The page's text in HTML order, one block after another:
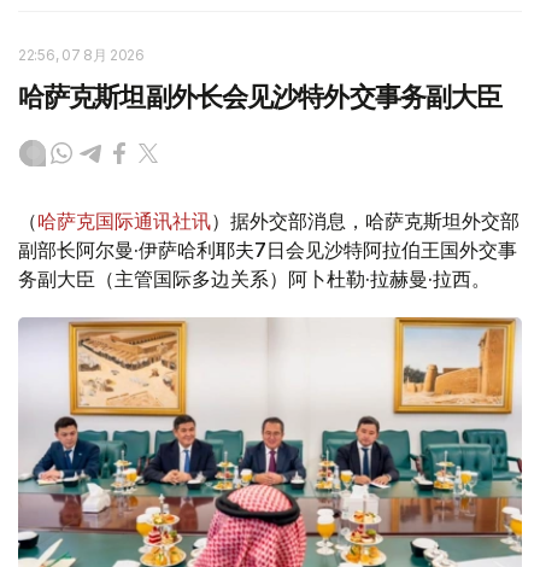
22:56, 07 8月 2026
哈萨克斯坦副外长会见沙特外交事务副大臣
（哈萨克国际通讯社讯）据外交部消息，哈萨克斯坦外交部
副部长阿尔曼·伊萨哈利耶夫7日会见沙特阿拉伯王国外交事
务副大臣（主管国际多边关系）阿卜杜勒·拉赫曼·拉西。